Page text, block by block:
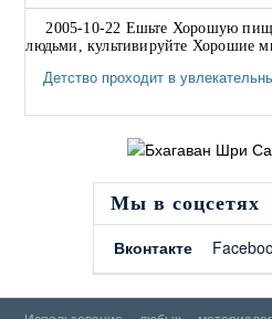
2005-10-22 Ешьте Хорошую
людьми, культивируйте Хорошие
Детство проходит в
Мы в соцсетях
Вконтакте